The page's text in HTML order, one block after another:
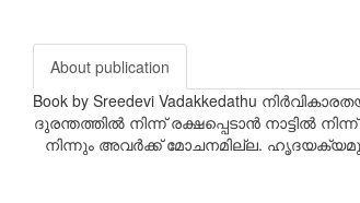
About publication
Book by Sreedevi Vadakkedathu
ദുരന്തത്തിൽ നിന്ന് രക്ഷപ്പെടാൻ നാട്ടിൽ
നിന്നും അവർക്ക് മോചനമില്ല.